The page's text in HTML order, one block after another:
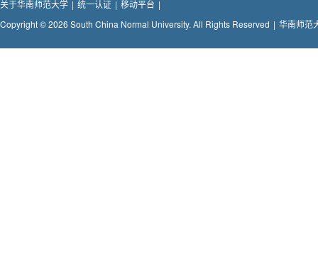
关于华南师范大学 | 统一认证 | 移动平台 |
Copyright © 2026 South China Normal University. All Rights Reserved | 华南师范